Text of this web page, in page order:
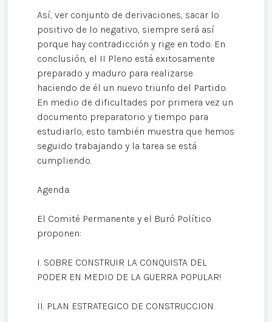
Así, ver conjunto de derivaciones, sacar lo
positivo de lo negativo, siempre será así
porque hay contradicción y rige en todo. En
conclusión, el II Pleno está exitosamente
preparado y maduro para realizarse
haciendo de él un nuevo triunfo del Partido.
En medio de dificultades por primera vez un
documento preparatorio y tiempo para
estudiarlo, esto también muestra que hemos
seguido trabajando y la tarea se está
cumpliendo.
Agenda.
El Comité Permanente y el Buró Político
proponen:
I. SOBRE CONSTRUIR LA CONQUISTA DEL
PODER EN MEDIO DE LA GUERRA POPULAR!
II. PLAN ESTRATEGICO DE CONSTRUCCION.